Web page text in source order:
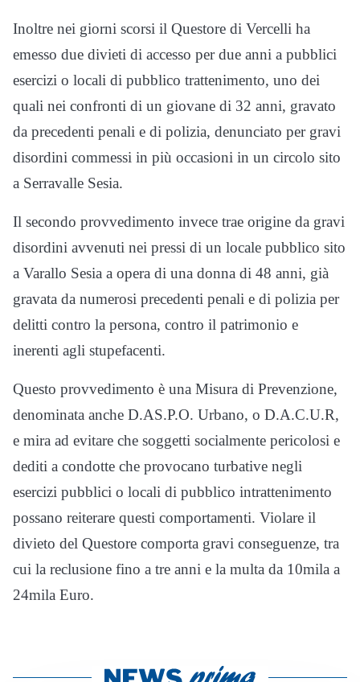
Inoltre nei giorni scorsi il Questore di Vercelli ha
emesso due divieti di accesso per due anni a pubblici
esercizi o locali di pubblico trattenimento, uno dei
quali nei confronti di un giovane di 32 anni, gravato
da precedenti penali e di polizia, denunciato per gravi
disordini commessi in più occasioni in un circolo sito
a Serravalle Sesia.
Il secondo provvedimento invece trae origine da gravi
disordini avvenuti nei pressi di un locale pubblico sito
a Varallo Sesia a opera di una donna di 48 anni, già
gravata da numerosi precedenti penali e di polizia per
delitti contro la persona, contro il patrimonio e
inerenti agli stupefacenti.
Questo provvedimento è una Misura di Prevenzione,
denominata anche D.AS.P.O. Urbano, o D.A.C.U.R,
e mira ad evitare che soggetti socialmente pericolosi e
dediti a condotte che provocano turbative negli
esercizi pubblici o locali di pubblico intrattenimento
possano reiterare questi comportamenti. Violare il
divieto del Questore comporta gravi conseguenze, tra
cui la reclusione fino a tre anni e la multa da 10mila a
24mila Euro.